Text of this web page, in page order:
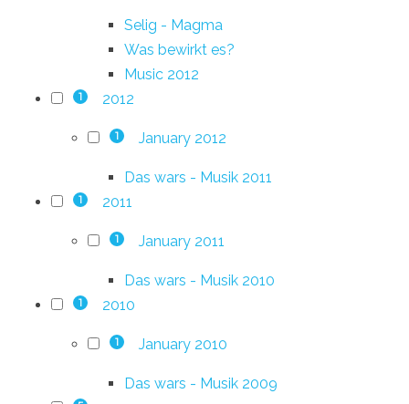
Selig - Magma
Was bewirkt es?
Music 2012
1 2012
1 January 2012
Das wars - Musik 2011
1 2011
1 January 2011
Das wars - Musik 2010
1 2010
1 January 2010
Das wars - Musik 2009